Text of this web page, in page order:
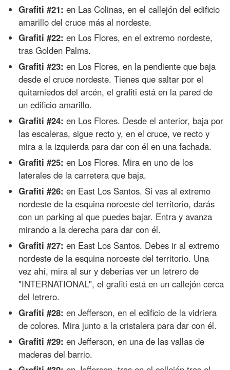
Grafiti #21: en Las Colinas, en el callejón del edificio
amarillo del cruce más al nordeste.
Grafiti #22: en Los Flores, en el extremo nordeste,
tras Golden Palms.
Grafiti #23: en Los Flores, en la pendiente que baja
desde el cruce nordeste. Tienes que saltar por el
quitamiedos del arcén, el grafiti está en la pared de
un edificio amarillo.
Grafiti #24: en Los Flores. Desde el anterior, baja por
las escaleras, sigue recto y, en el cruce, ve recto y
mira a la izquierda para dar con él en una fachada.
Grafiti #25: en Los Flores. Mira en uno de los
laterales de la carretera que baja.
Grafiti #26: en East Los Santos. Si vas al extremo
nordeste de la esquina noroeste del territorio, darás
con un parking al que puedes bajar. Entra y avanza
mirando a la derecha para dar con él.
Grafiti #27: en East Los Santos. Debes ir al extremo
nordeste de la esquina noroeste del territorio. Una
vez ahí, mira al sur y deberías ver un letrero de
"INTERNATIONAL", el grafiti está en un callejón cerca
del letrero.
Grafiti #28: en Jefferson, en el edificio de la vidriera
de colores. Mira junto a la cristalera para dar con él.
Grafiti #29: en Jefferson, en una de las vallas de
maderas del barrio.